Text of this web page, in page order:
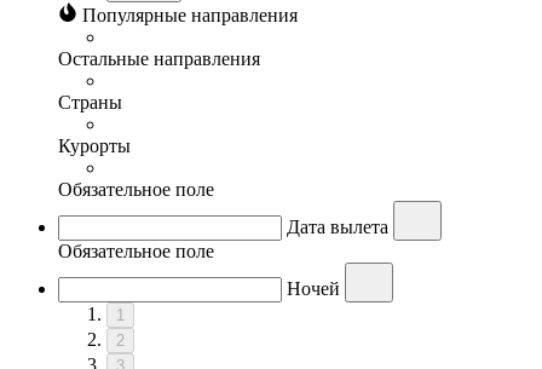
Популярные направления
Остальные направления
Страны
Курорты
Обязательное поле
Дата вылета
Обязательное поле
Ночей
1
2